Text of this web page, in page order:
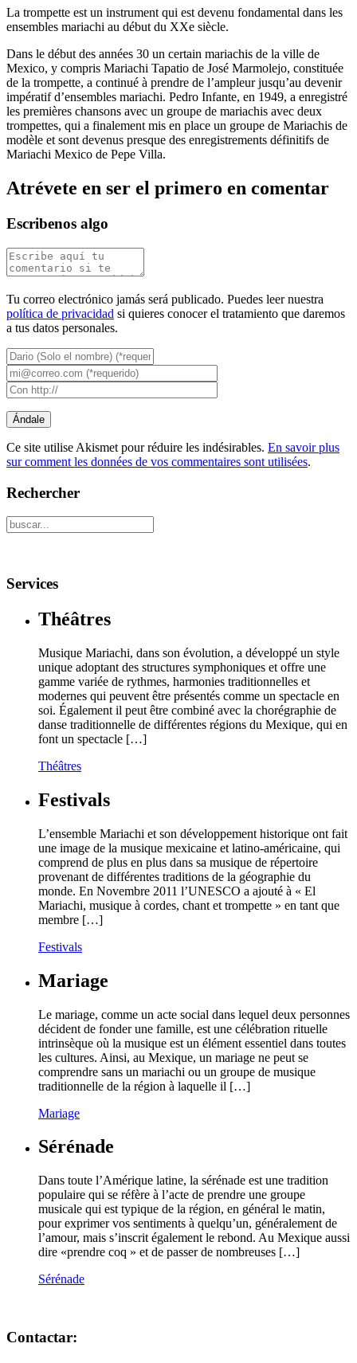
La trompette est un instrument qui est devenu fondamental dans les
ensembles mariachi au début du XXe siècle.
Dans le début des années 30 un certain mariachis de la ville de
Mexico, y compris Mariachi Tapatio de José Marmolejo, constituée
de la trompette, a continué à prendre de l’ampleur jusqu’au devenir
impératif d’ensembles mariachi. Pedro Infante, en 1949, a enregistré
les premières chansons avec un groupe de mariachis avec deux
trompettes, qui a finalement mis en place un groupe de Mariachis de
modèle et sont devenus presque des enregistrements définitifs de
Mariachi Mexico de Pepe Villa.
Atrévete en ser el primero en comentar
Escribenos algo
Tu correo electrónico jamás será publicado. Puedes leer nuestra
política de privacidad si quieres conocer el tratamiento que daremos
a tus datos personales.
Ce site utilise Akismet pour réduire les indésirables. En savoir plus
sur comment les données de vos commentaires sont utilisées.
Rechercher
Services
Théâtres
Musique Mariachi, dans son évolution, a développé un style
unique adoptant des structures symphoniques et offre une
gamme variée de rythmes, harmonies traditionnelles et
modernes qui peuvent être présentés comme un spectacle en
soi. Également il peut être combiné avec la chorégraphie de
danse traditionnelle de différentes régions du Mexique, qui en
font un spectacle […]
Théâtres
Festivals
L’ensemble Mariachi et son développement historique ont fait
une image de la musique mexicaine et latino-américaine, qui
comprend de plus en plus dans sa musique de répertoire
provenant de différentes traditions de la géographie du
monde. En Novembre 2011 l’UNESCO a ajouté à « El
Mariachi, musique à cordes, chant et trompette » en tant que
membre […]
Festivals
Mariage
Le mariage, comme un acte social dans lequel deux personnes
décident de fonder une famille, est une célébration rituelle
intrinsèque où la musique est un élément essentiel dans toutes
les cultures. Ainsi, au Mexique, un mariage ne peut se
comprendre sans un mariachi ou un groupe de musique
traditionnelle de la région à laquelle il […]
Mariage
Sérénade
Dans toute l’Amérique latine, la sérénade est une tradition
populaire qui se réfère à l’acte de prendre une groupe
musicale qui est typique de la région, en général le matin,
pour exprimer vos sentiments à quelqu’un, généralement de
l’amour, mais s’inscrit également le rebond. Au Mexique aussi
dire «prendre coq » et de passer de nombreuses […]
Sérénade
Contactar: